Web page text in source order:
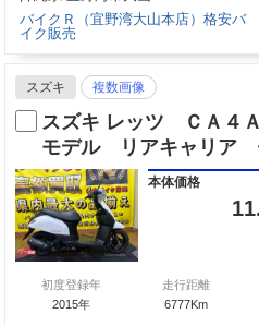
バイクＲ（宜野湾大山本店）格安バ
イク販売
スズキ 複数画像
スズキ レッツ ＣＡ４
モデル リアキャリア
本体価格
初度登録年
2015年
走行距離
6777Km